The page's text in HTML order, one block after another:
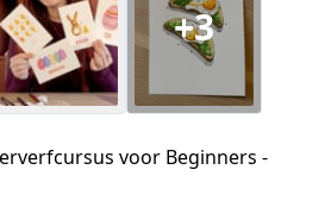
+3
voor Beginners -